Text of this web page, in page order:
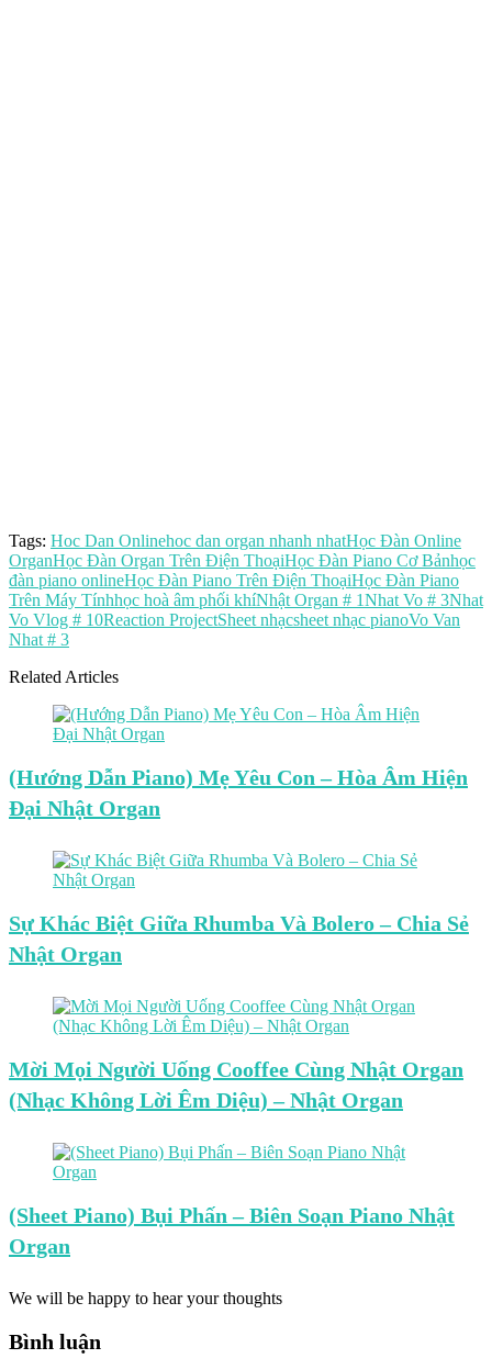
Tags: Hoc Dan Onlinehoc dan organ nhanh nhatHọc Đàn Online
OrganHọc Đàn Organ Trên Điện ThoạiHọc Đàn Piano Cơ Bảnhọc
đàn piano onlineHọc Đàn Piano Trên Điện ThoạiHọc Đàn Piano
Trên Máy Tínhhọc hoà âm phối khíNhật Organ # 1Nhat Vo # 3Nhat
Vo Vlog # 10Reaction ProjectSheet nhạcsheet nhạc pianoVo Van
Nhat # 3
Related Articles
(Hướng Dẫn Piano) Mẹ Yêu Con – Hòa Âm Hiện
Đại Nhật Organ
Sự Khác Biệt Giữa Rhumba Và Bolero – Chia Sẻ
Nhật Organ
Mời Mọi Người Uống Cooffee Cùng Nhật Organ
(Nhạc Không Lời Êm Diệu) – Nhật Organ
(Sheet Piano) Bụi Phấn – Biên Soạn Piano Nhật
Organ
We will be happy to hear your thoughts
Bình luận